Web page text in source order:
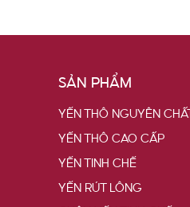
SẢN PHẨM
YẾN THÔ NGUYÊN CHẤT
YẾN THÔ CAO CẤP
YẾN TINH CHẾ
YẾN RÚT LÔNG